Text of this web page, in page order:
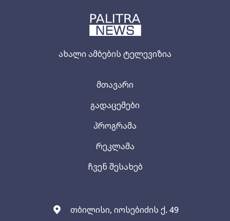
ახალი ამბების ტელევიზია
თბილისი, იოსებიძის ქ. 49
მთავარი
გადაცემები
პროგრამა
რეკლამა
ჩვენ შესახებ